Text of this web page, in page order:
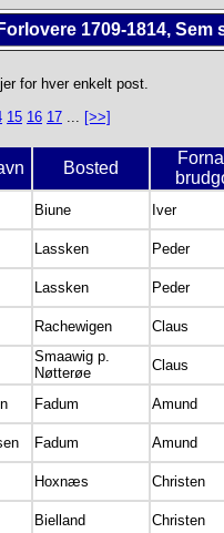
1709-1814, Sem
for hver enkelt post.
15 16 17 ... [>>]
Bosted
Biune
Iver
Lassken
Peder
Lassken
Peder
Rachewigen
Claus
Smaawig p.
Nøtterøe
Claus
Fadum
Amund
Fadum
Amund
Hoxnæs
Christen
Bielland
Christen